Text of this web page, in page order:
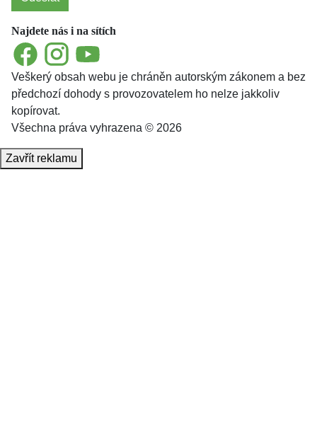
Najdete nás i na sítích
FacebookInstagramYouTube
Veškerý obsah webu je chráněn autorským zákonem a bez
předchozí dohody s provozovatelem ho nelze jakkoliv
kopírovat.
Všechna práva vyhrazena © 2026
Zavřít reklamu